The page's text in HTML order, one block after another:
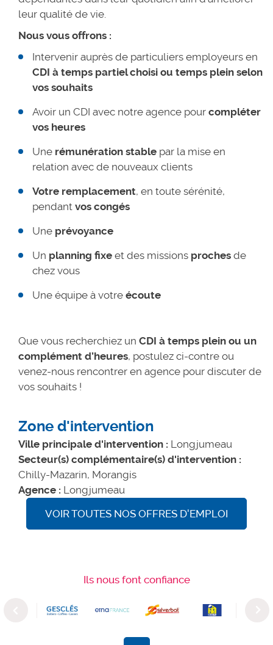
leur qualité de vie.
Nous vous offrons :
Intervenir auprès de particuliers employeurs en
CDI à temps partiel choisi ou temps plein selon
vos souhaits
Avoir un CDI avec notre agence pour compléter
vos heures
Une rémunération stable par la mise en
relation avec de nouveaux clients
Votre remplacement, en toute sérénité,
pendant vos congés
Une prévoyance
Un planning fixe et des missions proches de
chez vous
Une équipe à votre écoute
Que vous recherchiez un CDI à temps plein ou un
complément d’heures, postulez ci-contre ou
venez-nous rencontrer en agence pour discuter de
vos souhaits !
Zone d'intervention
Ville principale d'intervention : Longjumeau
Secteur(s) complémentaire(s) d'intervention :
Chilly-Mazarin, Morangis
Agence : Longjumeau
VOIR TOUTES NOS OFFRES D'EMPLOI
Ils nous font confiance
Previous Next